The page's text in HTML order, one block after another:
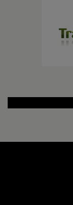
DEALS
trendige
auf der Suche